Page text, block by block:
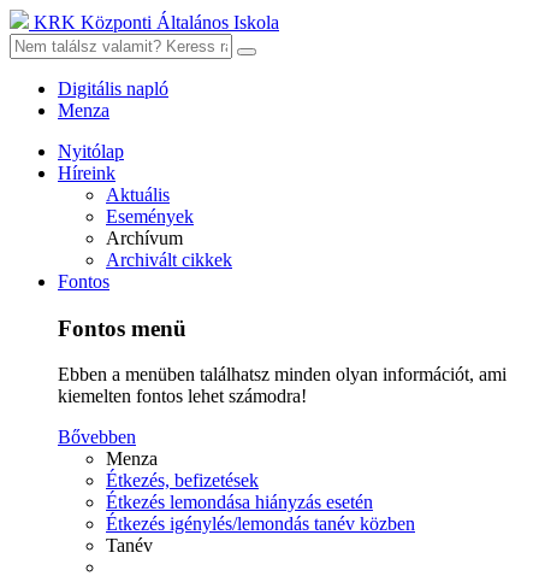
KRK Központi Általános Iskola
Digitális napló
Menza
Nyitólap
Híreink
Aktuális
Események
Archívum
Archivált cikkek
Fontos
Fontos menü
Ebben a menüben találhatsz minden olyan információt, ami
kiemelten fontos lehet számodra!
Bővebben
Menza
Étkezés, befizetések
Étkezés lemondása hiányzás esetén
Étkezés igénylés/lemondás tanév közben
Tanév